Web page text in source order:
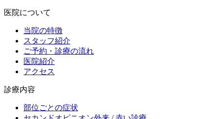
医院について
当院の特徴
スタッフ紹介
ご予約・診療の流れ
医院紹介
アクセス
診療内容
部位ごとの症状